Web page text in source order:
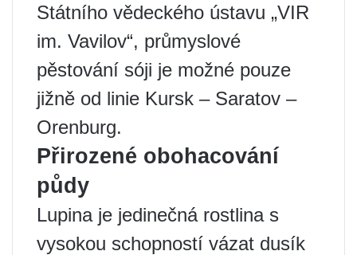
Státního vědeckého ústavu „VIR
im. Vavilov“, průmyslové
pěstování sóji je možné pouze
jižně od linie Kursk – Saratov –
Orenburg.
Přirozené obohacování
půdy
Lupina je jedinečná rostlina s
vysokou schopností vázat dusík